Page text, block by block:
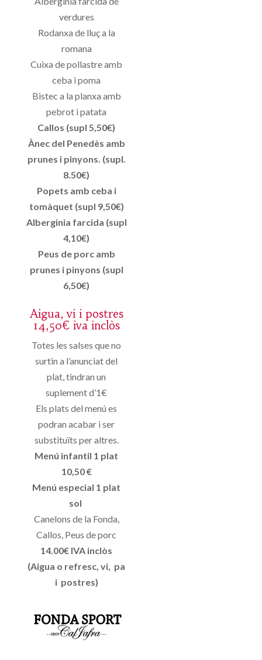
verdures
Rodanxa de lluç a la
romana
Cuixa de pollastre amb
ceba i poma
Bistec a la planxa amb
pebrot i patata
Callos (supl 5,50€)
Ànec del Penedès amb
prunes i pinyons. (supl.
8.50€)
Popets amb ceba i
tomàquet (supl 9,50€)
Alberginia farcida (supl
4,10€)
Peus de porc amb
prunes i pinyons (supl
6,50€)
Aigua, vi i postres
14,50€ iva inclòs
Totes les salses que no
surtin a l’anunciat del
plat, tindran un
suplement d’1€
Els plats del menú es
podran acabar i ser
substituïts per altres.
Menú infantil 1 plat
10,50 €
Menú especial 1 plat
sol
Canelons de la Fonda,
Callos, Peus de porc
14.00€ IVA inclòs
(Aigua o refresc, vi, pa
i postres)